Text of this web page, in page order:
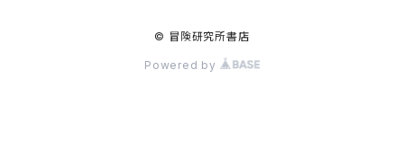
© 冒険研究所書店
Powered by